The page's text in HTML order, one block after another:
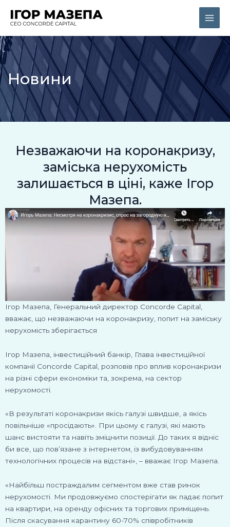
Main
Новини
Незважаючи на коронакризу,
заміська нерухомість
залишається в ціні, каже Ігор
Мазепа.
Ігор Мазепа, Генеральний директор Concorde Capital,
вважає, що незважаючи на коронакризу, попит на заміську
нерухомість зберігається
Ігор Мазепа, інвестиційний банкір, Глава інвестиційної
компанії Concorde Capital, розповів про вплив коронакризи
на різні сфери економіки та, зокрема, на сектор
нерухомості.
«В результаті коронакризи якісь галузі швидше, а якісь
повільніше «просідають». При цьому є галузі, які мають
шанс вистояти та навіть зміцнити позиції. До таких я відніс
би все, що пов’язане з інтернетом, із вибудовуванням
технологічних процесів на відстані», – вважає Ігор Мазепа.
«Найбільш постраждалим сегментом вже став ринок
нерухомості. Ми продовжуємо спостерігати як падає попит
на квартири, на оренду офісних та торгових приміщень.
Після скасування карантину 60-70% співробітників